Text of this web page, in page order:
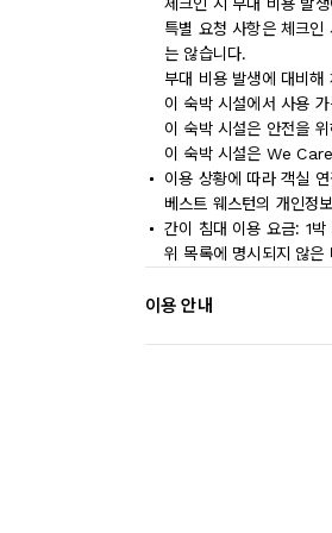
특별 요청 사항은 체크
는 않습니다.
부대 비용 발생에 대비
이 숙박 시설에서 사용
이 숙박 시설은 안전을
이 숙박 시설은 We
이용 상황에 따라 객실
베스트 웨스턴의 개인
간이 침대 이용 요금: 1
위 목록에 명시되지 않은
이용 안내